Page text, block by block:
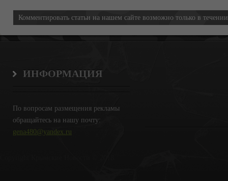
Комментировать статьи на нашем сайте возможно только в
ИНФОРМАЦИЯ
По вопросам размещения рекламы
обращайтесь на нашу почту:
gena480@yandex.ru